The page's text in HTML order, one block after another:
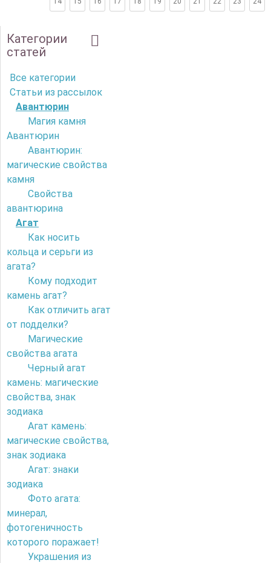
Категории
статей
Все категории
Статьи из рассылок
Авантюрин
Магия камня
Авантюрин
Авантюрин:
магические свойства
камня
Свойства
авантюрина
Агат
Как носить
кольца и серьги из
агата?
Кому подходит
камень агат?
Как отличить агат
от подделки?
Магические
свойства агата
Черный агат
камень: магические
свойства, знак
зодиака
Агат камень:
магические свойства,
знак зодиака
Агат: знаки
зодиака
Фото агата:
минерал,
фотогеничность
которого поражает!
Украшения из